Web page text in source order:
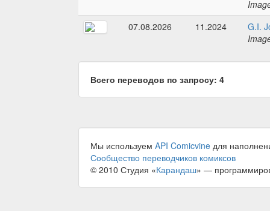
07.08.2026
11.2024
G.I.
Всего переводов по запросу: 4
Мы используем API Comicvine для
Сообщество переводчиков комиксов
© 2010 Студия «Карандаш» —